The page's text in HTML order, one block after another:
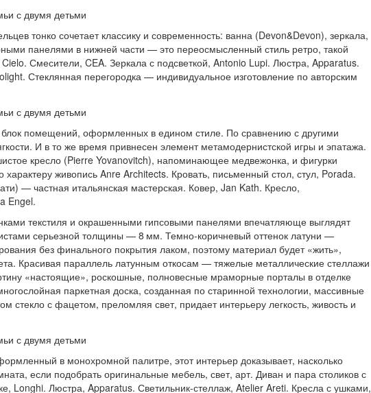
тонко сочетает классику и современность: ванна (Devon&Devon), зеркала,
панелями в нижней части — это переосмысленный стиль ретро, такой
Смесители, CEA. Зеркала с подсветкой, Antonio Lupi. Люстра, Apparatus.
Стеклянная перегородка — индивидуальное изготовление по авторским
помещений, оформленных в едином стиле. По сравнению с другими
И в то же время привнесен элемент метамодернистской игры и эпатажа.
кресло (Pierre Yovanovitch), напоминающее медвежонка, и фигурки
характеру живопись Anre Architects. Кровать, письменный стол, стул, Porada.
— частная итальянская мастерская. Ковер, Jan Kath. Кресло,
Engel.
текстиля и окрашенными гипсовыми панелями впечатляюще выглядят
серьезной толщины — 8 мм. Темно-коричневый оттенок латуни —
без финального покрытия лаком, поэтому материал будет «жить»,
Красивая параллель латунным откосам — тяжелые металлические стеллажи
«настоящие», роскошные, полновесные мраморные порталы в отделке
паркетная доска, созданная по старинной технологии, массивные
стекло с фацетом, преломляя свет, придает интерьеру легкость, живость и
в монохромной палитре, этот интерьер доказывает, насколько
если подобрать оригинальные мебель, свет, арт. Диван и пара столиков с
Longhi. Люстра, Apparatus. Светильник-стеллаж, Atelier Areti. Кресла с ушками,